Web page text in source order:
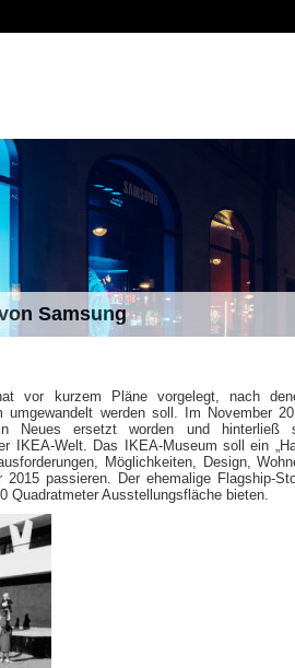
Samsung
vor kurzem Pläne vorgelegt, nach
werden soll. Im November
Neues ersetzt worden und hinterließ
IKEA-Welt. Das IKEA-Museum soll ein
Möglichkeiten, Design,
passieren. Der ehemalige Flagship-
Quadratmeter Ausstellungsfläche bieten.